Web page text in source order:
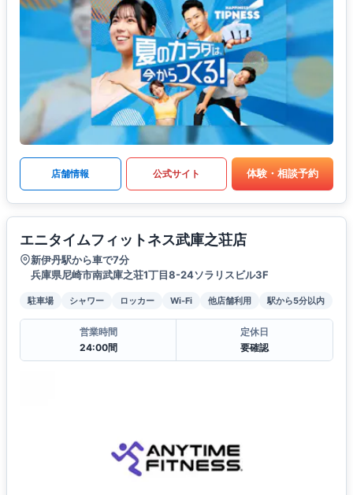
店舗情報 公式サイト 体験・相談予約
エニタイムフィットネス武庫之荘店
新伊丹駅から車で7分
兵庫県尼崎市南武庫之荘1丁目8-24ソラリスビル3F
駐車場 シャワー ロッカー Wi-Fi 他店舗利用 駅から5分以内
営業時間
24:00間
定休日
要確認